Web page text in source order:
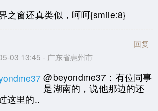
之窗还真类似，呵呵{smile:8}
03 13:45 - 广东省惠州市
回复
@beyondme37：有位同事
是湖南的，说他那边的还
这里的..